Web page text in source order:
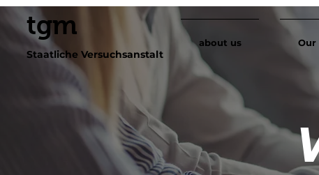
tgm
Staatliche Versuchsanstalt
about us Our